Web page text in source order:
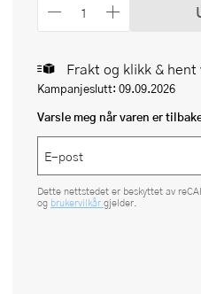
Frakt og klikk &
Kampanjeslutt: 09.09.2026
Varsle meg når varen er
Dette nettstedet er beskyttet av
og brukervilkår gjelder.